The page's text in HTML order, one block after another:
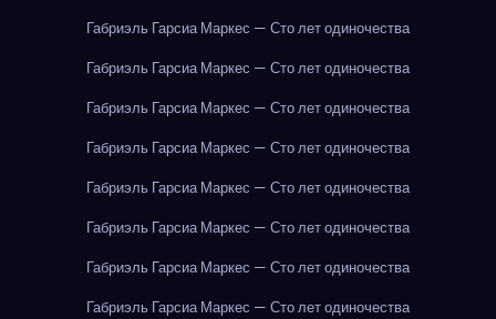
Габриэль Гарсиа Маркес — Сто лет одиночества
Габриэль Гарсиа Маркес — Сто лет одиночества
Габриэль Гарсиа Маркес — Сто лет одиночества
Габриэль Гарсиа Маркес — Сто лет одиночества
Габриэль Гарсиа Маркес — Сто лет одиночества
Габриэль Гарсиа Маркес — Сто лет одиночества
Габриэль Гарсиа Маркес — Сто лет одиночества
Габриэль Гарсиа Маркес — Сто лет одиночества